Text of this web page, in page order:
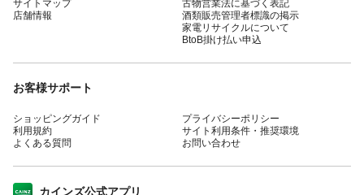
サイトマップ
店舗情報
古物営業法に基づく表記
酒類販売管理者標識の掲示
家電リサイクルについて
BtoB掛け払い申込
お客様サポート
ショッピングガイド
利用規約
よくある質問
プライバシーポリシー
サイト利用条件・推奨環境
お問い合わせ
カインズ公式アプリ